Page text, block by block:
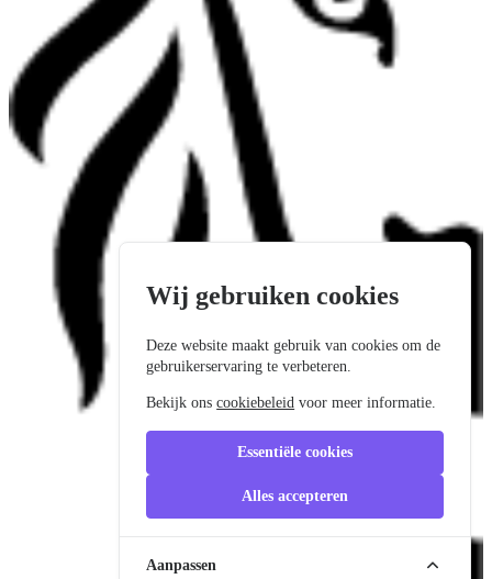
Wij gebruiken cookies
Deze website maakt gebruik van cookies om de
gebruikerservaring te verbeteren.
Bekijk onscookiebeleid voor meer informatie.
Essentiële cookies
Alles accepteren
Aanpassen